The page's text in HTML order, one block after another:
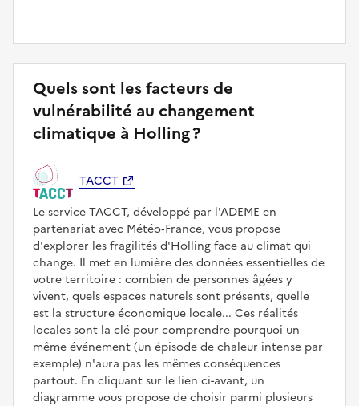
Quels sont les facteurs de
vulnérabilité au changement
climatique à Holling ?
TACCT
Le service TACCT, développé par l'ADEME en
partenariat avec Météo‑France, vous propose
d'explorer les fragilités d'Holling face au climat qui
change. Il met en lumière des données essentielles de
votre territoire : combien de personnes âgées y
vivent, quels espaces naturels sont présents, quelle
est la structure économique locale... Ces réalités
locales sont la clé pour comprendre pourquoi un
même événement (un épisode de chaleur intense par
exemple) n'aura pas les mêmes conséquences
partout. En cliquant sur le lien ci-avant, un
diagramme vous propose de choisir parmi plusieurs